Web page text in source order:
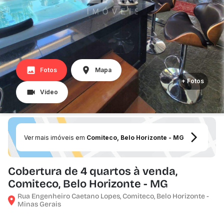
Fotos Mapa
Vídeo
+ Fotos
Ver mais imóveis em Comiteco, Belo Horizonte - MG
Cobertura de 4 quartos à venda,
Comiteco, Belo Horizonte - MG
Rua Engenheiro Caetano Lopes, Comiteco, Belo Horizonte -
Minas Gerais